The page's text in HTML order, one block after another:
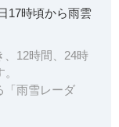
17時頃から雨雲
、12時間、24時
「雨雪レーダ